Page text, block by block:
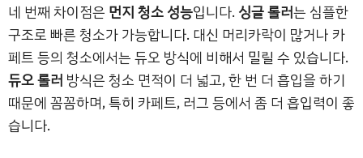
네 번째 차이점은 먼지 청소 성능입니다. 싱글 롤러는 심플한
구조로 빠른 청소가 가능합니다. 대신 머리카락이 많거나 카
페트 등의 청소에서는 듀오 방식에 비해서 밀릴 수 있습니다.
듀오 롤러 방식은 청소 면적이 더 넓고, 한 번 더 흡입을 하기
때문에 꼼꼼하며, 특히 카페트, 러그 등에서 좀 더 흡입력이 좋
습니다.